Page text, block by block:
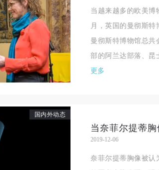
当越来越多的欧美博
月，英国的曼彻斯特
曼彻斯特博物馆总共
部的阿兰达部落、昆
更多
国内外动态
当奈菲尔提蒂
2019-12-06
奈菲尔提蒂胸像被认
中央美术学院美术馆活动安全免责协议书
第一条
本次活动公平公正、自愿参加与退出、风险与责任
险，参加者应有必要的风险意识。
第二条
参加本次活动者必须遵守中华人民共和国的相关法
良好品质。
第三条
参加本次活动人员应该是成年人（具有完全民事行
上）未成年人必须在成年人的陪同下参观。
中央美术学院美术馆活动安全免责协议书
第一条
本次活动公平公正、自愿参加与退出、风险与责任
险，参加者应有必要的风险意识。
第二条
参加本次活动者必须遵守中华人民共和国的相关法
良好品质。
第三条
参加本次活动人员应该是成年人（具有完全民事行
上）未成年人必须在成年人的陪同下参观。
中央美术学院美术馆活动安全免责协议书
第一条
本次活动公平公正、自愿参加与退出、风险与责任
险，参加者应有必要的风险意识。
第二条
参加本次活动者必须遵守中华人民共和国的相关法
良好品质。
第三条
参加本次活动人员应该是成年人（具有完全民事行
上）未成年人必须在成年人的陪同下参观。